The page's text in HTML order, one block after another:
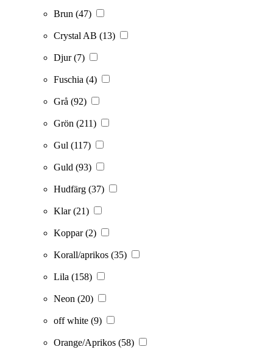
Brun (47)
Crystal AB (13)
Djur(7)
Fuschia (4)
Grå (92)
Grön (211)
Gul (117)
Guld (93)
Hudfärg (37)
Klar(21)
Koppar(2)
Korall/aprikos (35)
Lila (158)
Neon (20)
off white (9)
Orange/Aprikos (58)